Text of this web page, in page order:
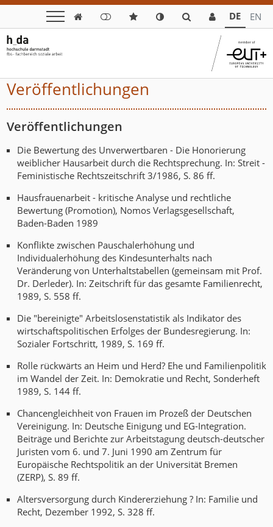
 DE EN
Veröffentlichungen
Veröffentlichungen
Die Bewertung des Unverwertbaren - Die Honorierung
weiblicher Hausarbeit durch die Rechtsprechung. In: Streit -
Feministische Rechtszeitschrift 3/1986, S. 86 ff.
Hausfrauenarbeit - kritische Analyse und rechtliche
Bewertung (Promotion), Nomos Verlagsgesellschaft,
Baden-Baden 1989
Konflikte zwischen Pauschalerhöhung und
Individualerhöhung des Kindesunterhalts nach
Veränderung von Unterhaltstabellen (gemeinsam mit Prof.
Dr. Derleder). In: Zeitschrift für das gesamte Familienrecht,
1989, S. 558 ff.
Die "bereinigte" Arbeitslosenstatistik als Indikator des
wirtschaftspolitischen Erfolges der Bundesregierung. In:
Sozialer Fortschritt, 1989, S. 169 ff.
Rolle rückwärts an Heim und Herd? Ehe und Familienpolitik
im Wandel der Zeit. In: Demokratie und Recht, Sonderheft
1989, S. 144 ff.
Chancengleichheit von Frauen im Prozeß der Deutschen
Vereinigung. In: Deutsche Einigung und EG-Integration.
Beiträge und Berichte zur Arbeitstagung deutsch-deutscher
Juristen vom 6. und 7. Juni 1990 am Zentrum für
Europäische Rechtspolitik an der Universität Bremen
(ZERP), S. 89 ff.
Altersversorgung durch Kindererziehung ? In: Familie und
Recht, Dezember 1992, S. 328 ff.